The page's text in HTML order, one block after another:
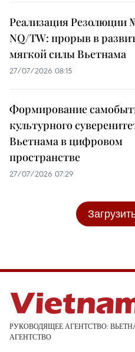
Реализация Резолюции
NQ/TW: прорыв в
мягкой силы Вьетнама
27/07/2026 08:15
Формирование
культурного
Вьетнама в цифровом
пространстве
27/07/2026 07:29
РУКОВОДЯЩЕЕ АГЕНТСТВО:
АГЕНТСТВО